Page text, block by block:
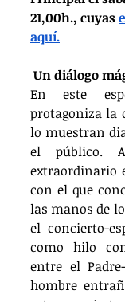
21,00h., cuyas
aquí.
Un diálogo
En este
protagoniza la
lo muestran
el público.
extraordinario
con el que
las manos de
el concierto-
como hilo
entre el
hombre